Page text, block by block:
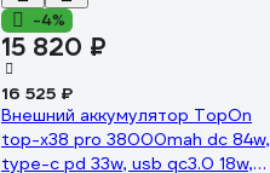
-4%
15 820 ₽
16 525 ₽
Внешний аккумулятор TopOn
top-x38 pro 38000mah dc 84w,
type-c pd 33w, usb qc3.0 18w,